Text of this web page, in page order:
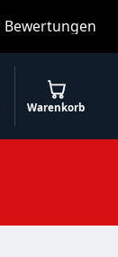
Bewertungen
Warenkorb